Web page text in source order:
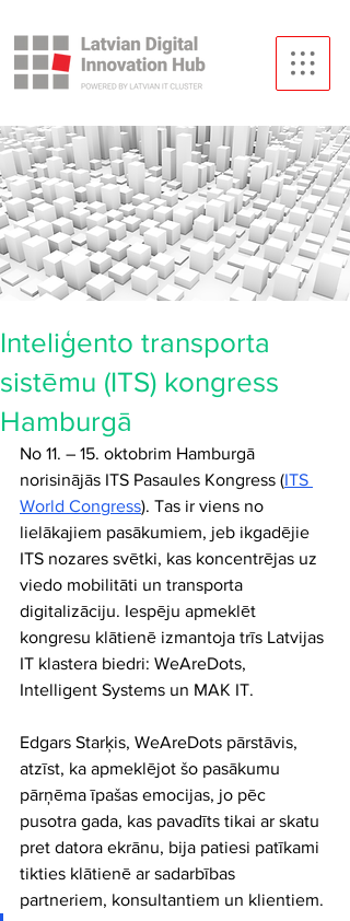
Inteliģento transporta
sistēmu (ITS) kongress
Hamburgā
No 11. – 15. oktobrim Hamburgā
norisinājās ITS Pasaules Kongress (ITS
World Congress). Tas ir viens no
lielākajiem pasākumiem, jeb ikgadējie
ITS nozares svētki, kas koncentrējas uz
viedo mobilitāti un transporta
digitalizāciju. Iespēju apmeklēt
kongresu klātienē izmantoja trīs Latvijas
IT klastera biedri: WeAreDots,
Intelligent Systems un MAK IT.
Edgars Starķis, WeAreDots pārstāvis,
atzīst, ka apmeklējot šo pasākumu
pārņēma īpašas emocijas, jo pēc
pusotra gada, kas pavadīts tikai ar skatu
pret datora ekrānu, bija patiesi patīkami
tikties klātienē ar sadarbības
partneriem, konsultantiem un klientiem.